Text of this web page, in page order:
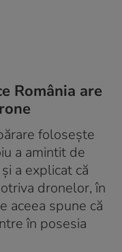
România are
folosește
a amintit de
a explicat că
dronelor, în
aceea spune că
în posesia